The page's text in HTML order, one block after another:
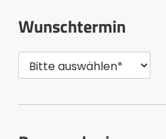
Wunschtermin